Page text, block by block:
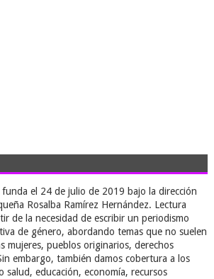
funda el 24 de julio de 2019 bajo la dirección
Rosalba Ramírez Hernández. Lectura
de la necesidad de escribir un periodismo
de género, abordando temas que no suelen
mujeres, pueblos originarios, derechos
embargo, también damos cobertura a los
salud, educación, economía, recursos